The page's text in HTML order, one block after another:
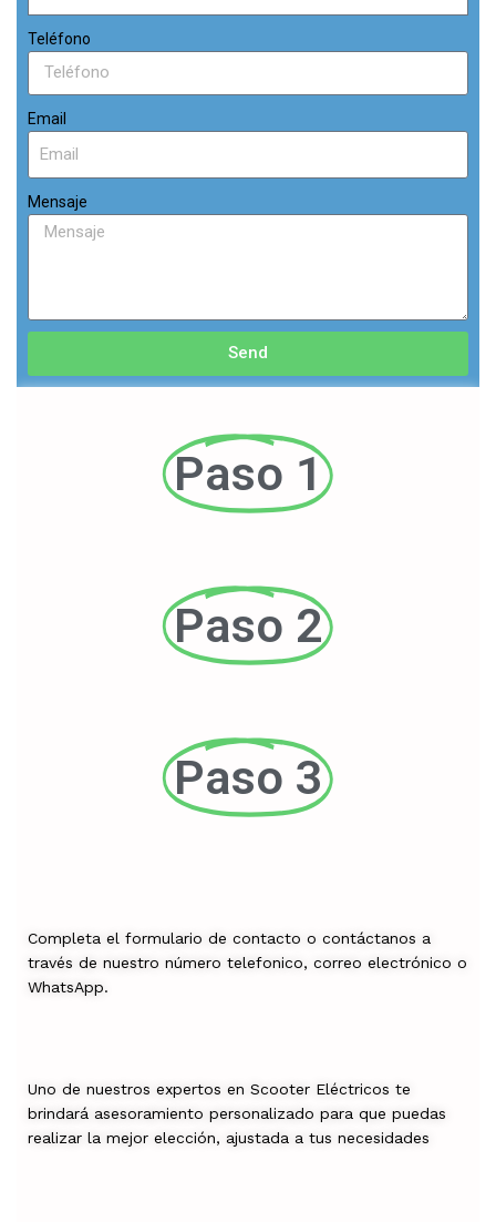
Teléfono
Email
Mensaje
Send
Paso 1
Paso 2
Paso 3
Completa el formulario de contacto o contáctanos a
través de nuestro número telefonico, correo electrónico o
WhatsApp.
Uno de nuestros expertos en Scooter Eléctricos te
brindará asesoramiento personalizado para que puedas
realizar la mejor elección, ajustada a tus necesidades